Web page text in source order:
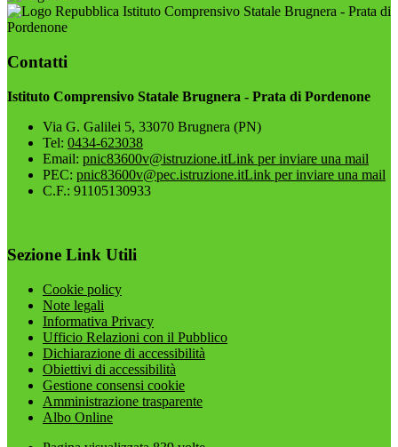
Istituto Comprensivo Statale Brugnera - Prata di
Pordenone
Contatti
Istituto Comprensivo Statale Brugnera - Prata di Pordenone
Via G. Galilei 5, 33070 Brugnera (PN)
Tel: 0434-623038
Email: pnic83600v@istruzione.itLink per inviare una mail
PEC: pnic83600v@pec.istruzione.itLink per inviare una mail
C.F.: 91105130933
Sezione Link Utili
Cookie policy
Note legali
Informativa Privacy
Ufficio Relazioni con il Pubblico
Dichiarazione di accessibilità
Obiettivi di accessibilità
Gestione consensi cookie
Amministrazione trasparente
Albo Online